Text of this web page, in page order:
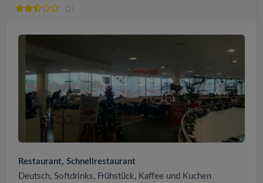
(2)
Restaurant, Schnellrestaurant
Deutsch, Softdrinks, Frühstück, Kaffee und Kuchen